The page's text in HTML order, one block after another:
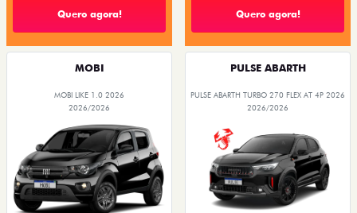
Quero agora! Quero agora!
MOBI
MOBI LIKE 1.0 2026
2026/2026
PULSE ABARTH
PULSE ABARTH TURBO 270 FLEX AT 4P 2026
2026/2026